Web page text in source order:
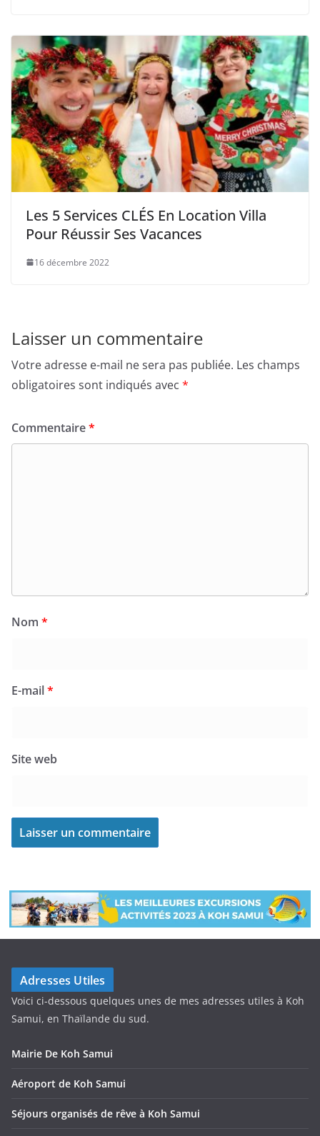
Les 5 Services CLÉS En Location Villa
Pour Réussir Ses Vacances
16 décembre 2022
Laisser un commentaire
Votre adresse e-mail ne sera pas publiée. Les champs
obligatoires sont indiqués avec *
Commentaire*
Nom *
E-mail*
Site web
Adresses Utiles
Voici ci-dessous quelques unes de mes adresses utiles à Koh
Samui, en Thaïlande du sud.
Mairie De Koh Samui
Aéroport de Koh Samui
Séjours organisés de rêve à Koh Samui